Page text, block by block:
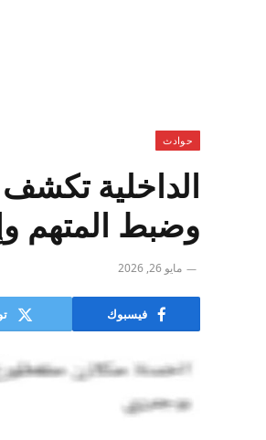
حوادث
الداخلية
وضبط المتهم
مايو 26, 2026
فيسبوك